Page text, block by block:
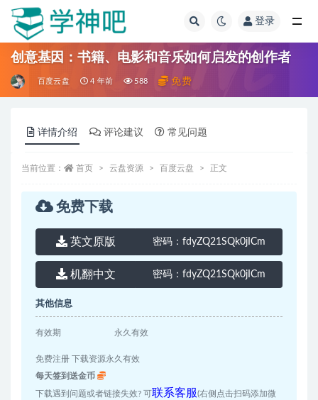
登录
创意基因：书籍、电影和音乐如何启发的创作者
百度云盘 4 年前 588 免费
详情介绍 评论建议 常见问题
当前位置： 首页 云盘资源 百度云盘 正文
免费下载
英文原版 密码： fdyZQ21SQk0jICm
机翻中文 密码： fdyZQ21SQk0jICm
其他信息
有效期 永久有效
免费注册 下载资源永久有效
每天签到送金币
下载遇到问题或者链接失效? 可 联系客服(右侧点击扫码添加微